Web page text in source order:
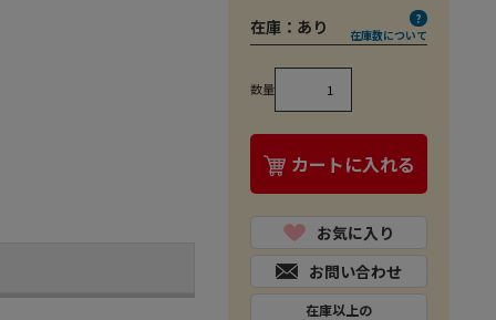
在庫： あり 在庫数について
数量
カートに入れる
お気に入り
お問い合わせ
在庫以上の